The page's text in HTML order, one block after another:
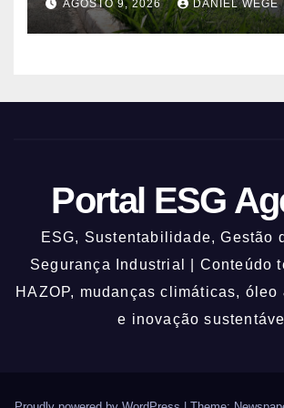
AGOSTO 9, 2026 DANIEL WEGE
Portal ESG
ESG, Sustentabilidade, Gestão
Segurança Industrial | Conteúdo
HAZOP, mudanças climáticas, óleo
e inovação sustentável